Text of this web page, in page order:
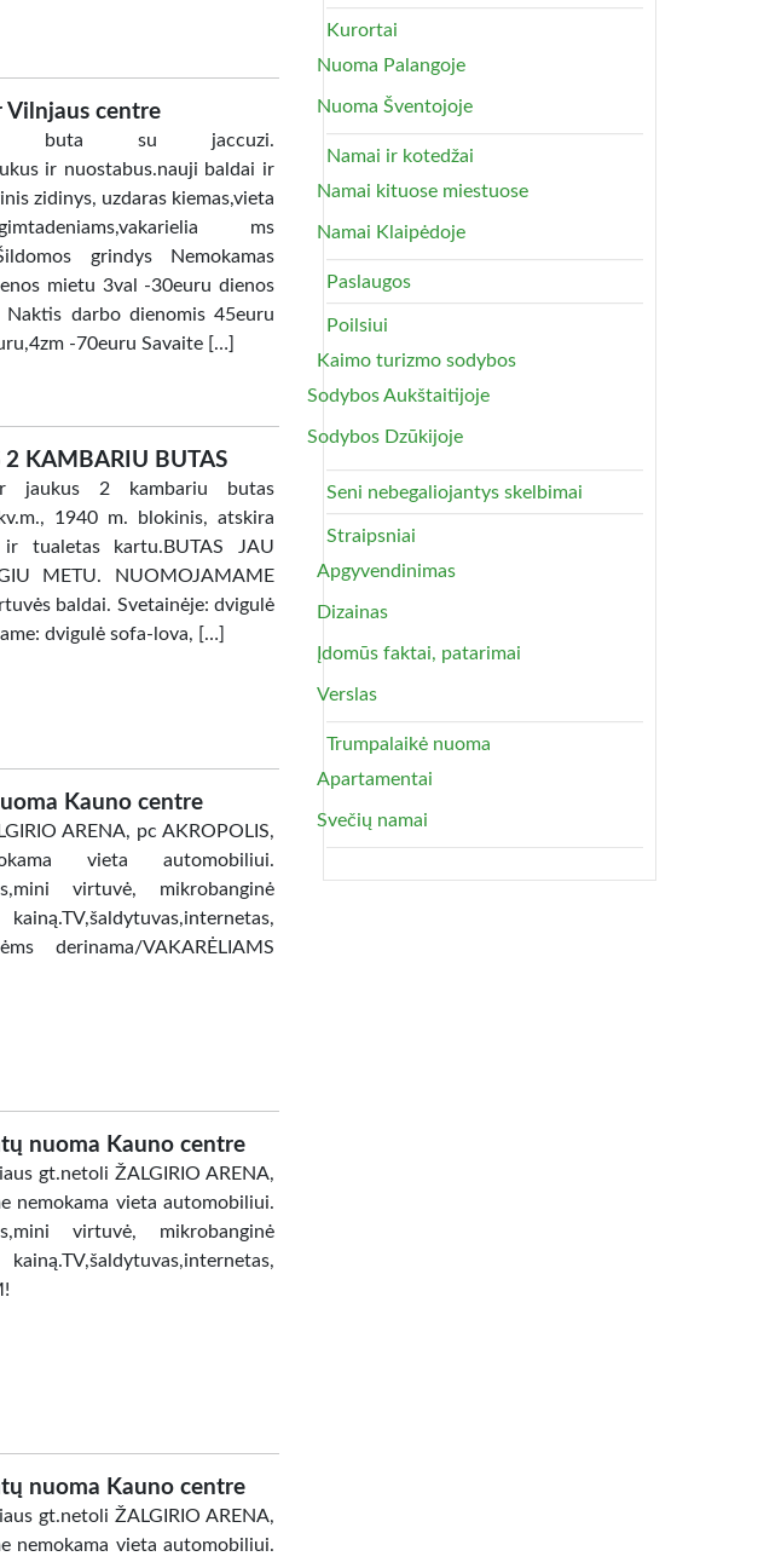
Vilnjaus centre
buta su jaccuzi.
ir nuostabus.nauji baldai ir
zidinys, uzdaras kiemas,vieta
ms
grindys Nemokamas
mietu 3val -30euru dienos
darbo dienomis 45euru
-70euru Savaite […]
KAMBARIU BUTAS
ir jaukus 2 kambariu butas
1940 m. blokinis, atskira
tualetas kartu.BUTAS JAU
METU. NUOMOJAMAME
baldai. Svetainėje: dvigulė
dvigulė sofa-lova, […]
Kauno centre
ARENA, pc AKROPOLIS,
vieta automobiliui.
virtuvė, mikrobanginė
derinama/VAKARĖLIAMS
nuoma Kauno centre
gt.netoli ŽALGIRIO ARENA,
nemokama vieta automobiliui.
virtuvė, mikrobanginė
nuoma Kauno centre
gt.netoli ŽALGIRIO ARENA,
nemokama vieta automobiliui.
Kurortai
Nuoma Palangoje
Nuoma Šventojoje
Namai ir kotedžai
Namai kituose miestuose
Namai Klaipėdoje
Paslaugos
Poilsiui
Kaimo turizmo sodybos
Sodybos Aukštaitijoje
Sodybos Dzūkijoje
Seni nebegaliojantys skelbimai
Straipsniai
Apgyvendinimas
Dizainas
Įdomūs faktai, patarimai
Verslas
Trumpalaikė nuoma
Apartamentai
Svečių namai